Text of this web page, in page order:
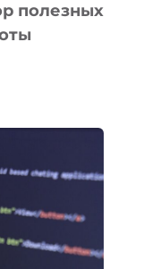
полезных